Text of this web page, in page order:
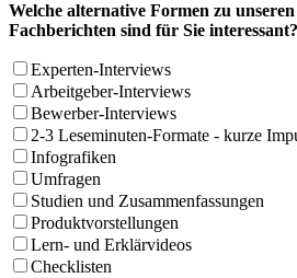
Welche alternative Formen zu
Fachberichten sind für Sie interessant?
Experten-Interviews
Arbeitgeber-Interviews
Bewerber-Interviews
2-3 Leseminuten-Formate - kurze
Infografiken
Umfragen
Studien und Zusammenfassungen
Produktvorstellungen
Lern- und Erklärvideos
Checklisten